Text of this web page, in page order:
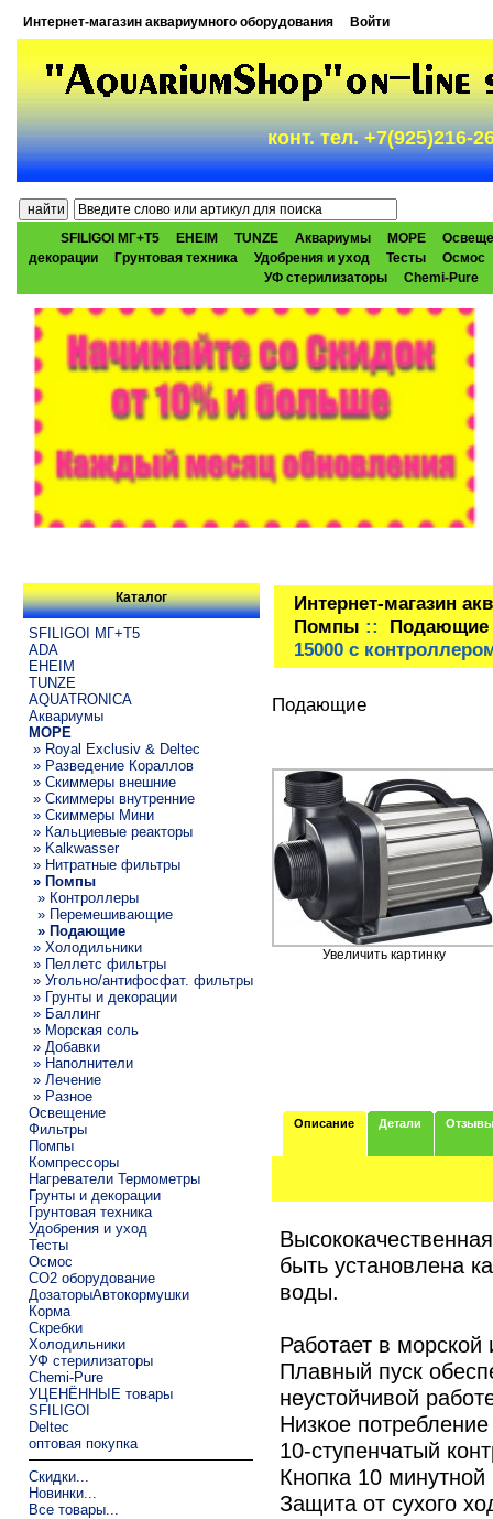
Интернет-магазин аквариумного оборудования Войти
конт. тел. +7(925)216-
SFILIGOI МГ+Т5 EHEIM TUNZE Аквариумы МОРЕ
декорации
Грунтовая техника Удобрения и уход Тесты
Осмос
УФ стерилизаторы
Chemi-Pure
Каталог
SFILIGOI МГ+Т5
ADA
EHEIM
TUNZE
AQUATRONICA
Аквариумы
МОРЕ
» Royal Exclusiv & Deltec
» Разведение Кораллов
» Скиммеры внешние
» Скиммеры внутренние
» Скиммеры Мини
» Кальциевые реакторы
» Kalkwasser
» Нитратные фильтры
» Помпы
» Контроллеры
» Перемешивающие
» Подающие
» Холодильники
» Пеллетс фильтры
» Угольно/антифосфат. фильтры
» Грунты и декорации
» Баллинг
» Морская соль
» Добавки
» Наполнители
» Лечение
» Разное
Освещение
Фильтры
Помпы
Компрессоры
Нагреватели Термометры
Грунты и декорации
Грунтовая техника
Удобрения и уход
Тесты
Осмос
CO2 оборудование
ДозаторыАвтокормушки
Корма
Скребки
Холодильники
УФ стерилизаторы
Chemi-Pure
УЦЕНЁННЫЕ товары
SFILIGOI
Deltec
оптовая покупка
Скидки...
Новинки...
Все товары...
Интернет-магазин
Помпы :: Подающие
15000 с
Подающие
Увеличить картинку
Описание Детали Отзывы
быть установлена
воды.
Работает в
Плавный пуск
неустойчивой
Низкое
10-ступенчатый
Кнопка 10
Защита от сухого